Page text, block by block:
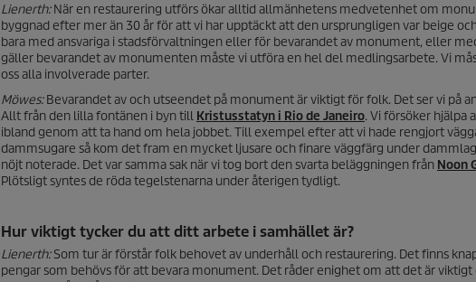
Lienerth:När en restaurering utförs ökar alltid allmänhetens medvetenhet om
byggnad efter mer än 30 år för att vi har upptäckt att den ursprungligen var beige
bara med ansvariga i stadsförvaltningen eller för bevarandet av monument, eller
gäller bevarandet av monumenten måste vi utföra en hel del medlingsarbete. Vi
oss alla involverade parter.
Möwes:Bevarandet av och utseendet på monument är viktigt för folk. Det ser vi på
Allt från den lilla fontänen i byn till Kristusstatyn i Rio de Janeiro. Vi försöker hjälpa
ibland genom att ta hand om hela jobbet. Till exempel efter att vi hade rengjort
dammsugare så kom det fram en mycket ljusare och finare väggfärg under
nöjt noterade. Det var samma sak när vi tog bort den svarta beläggningen från Noon
Plötsligt syntes de röda tegelstenarna under återigen tydligt.
Hur viktigt tycker du att ditt arbete i samhället är?
Lienerth:Som tur är förstår folk behovet av underhåll och restaurering. Det finns
pengar som behövs för att bevara monument. Det råder enighet om att det är